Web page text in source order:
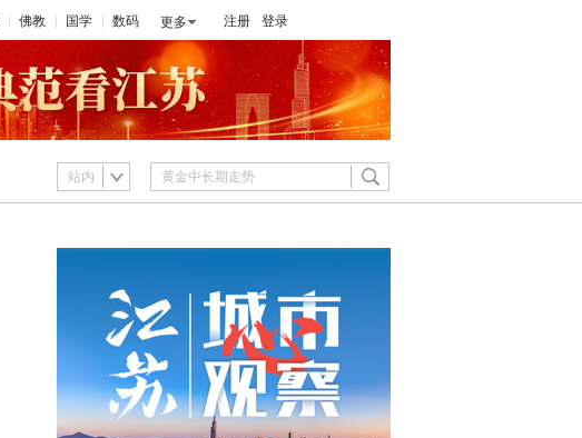
佛教 国学 数码 更多 注册 登录
站内